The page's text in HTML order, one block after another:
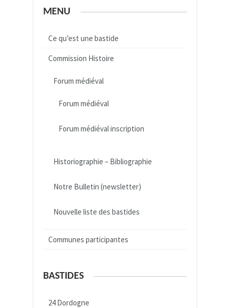
MENU
Ce qu’est une bastide
Commission Histoire
Forum médiéval
Forum médiéval
Forum médiéval inscription
Historiographie – Bibliographie
Notre Bulletin (newsletter)
Nouvelle liste des bastides
Communes participantes
BASTIDES
24 Dordogne